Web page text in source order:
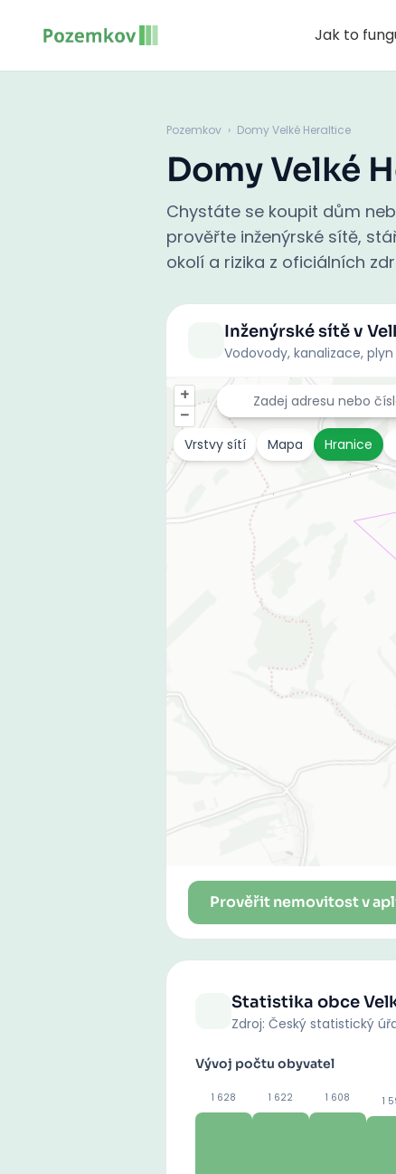
Jak to
Pozemkov › Domy Velké Heraltice
Domy Velké
Chystáte se koupit dům
prověřte inženýrské sítě,
okolí a rizika z oficiálních
Inženýrské sítěv
Vodovody, kanalizace,
Prověřit nemovitost v
Statistika obce
Zdroj: Český statistický
Vývoj počtu obyvatel
1 628 1 622 1 608 1